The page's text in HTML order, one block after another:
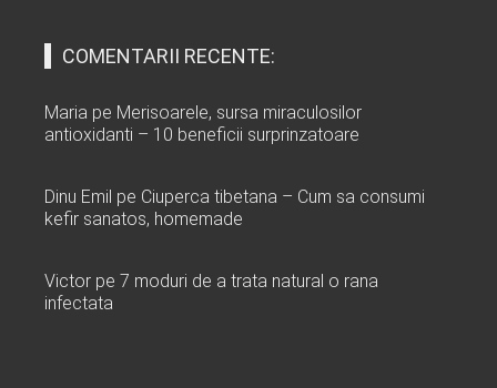
COMENTARII RECENTE:
Maria pe Merisoarele, sursa miraculosilor
antioxidanti – 10 beneficii surprinzatoare
Dinu Emil pe Ciuperca tibetana – Cum sa consumi
kefir sanatos, homemade
Victor pe 7 moduri de a trata natural o rana
infectata